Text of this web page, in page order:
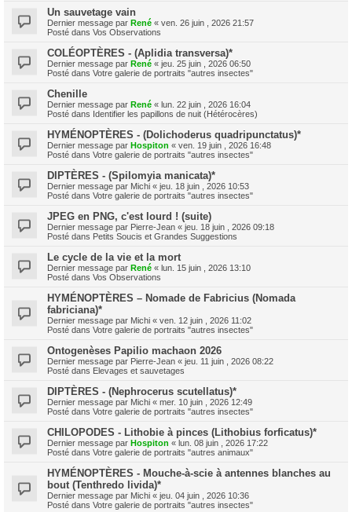
Un sauvetage vain
Dernier message par René « ven. 26 juin , 2026 21:57
Posté dans Vos Observations
COLÉOPTÈRES - (Aplidia transversa)*
Dernier message par René « jeu. 25 juin , 2026 06:50
Posté dans Votre galerie de portraits "autres insectes"
Chenille
Dernier message par René « lun. 22 juin , 2026 16:04
Posté dans Identifier les papillons de nuit (Hétérocères)
HYMÉNOPTÈRES - (Dolichoderus quadripunctatus)*
Dernier message par Hospiton « ven. 19 juin , 2026 16:48
Posté dans Votre galerie de portraits "autres insectes"
DIPTÈRES - (Spilomyia manicata)*
Dernier message par Michi « jeu. 18 juin , 2026 10:53
Posté dans Votre galerie de portraits "autres insectes"
JPEG en PNG, c'est lourd ! (suite)
Dernier message par Pierre-Jean « jeu. 18 juin , 2026 09:18
Posté dans Petits Soucis et Grandes Suggestions
Le cycle de la vie et la mort
Dernier message par René « lun. 15 juin , 2026 13:10
Posté dans Vos Observations
HYMÉNOPTÈRES – Nomade de Fabricius (Nomada
fabriciana)*
Dernier message par Michi « ven. 12 juin , 2026 11:02
Posté dans Votre galerie de portraits "autres insectes"
Ontogenèses Papilio machaon 2026
Dernier message par Pierre-Jean « jeu. 11 juin , 2026 08:22
Posté dans Elevages et sauvetages
DIPTÈRES - (Nephrocerus scutellatus)*
Dernier message par Michi « mer. 10 juin , 2026 12:49
Posté dans Votre galerie de portraits "autres insectes"
CHILOPODES - Lithobie à pinces (Lithobius forficatus)*
Dernier message par Hospiton « lun. 08 juin , 2026 17:22
Posté dans Votre galerie de portraits "autres animaux"
HYMÉNOPTÈRES - Mouche-à-scie à antennes blanches au
bout (Tenthredo livida)*
Dernier message par Michi « jeu. 04 juin , 2026 10:36
Posté dans Votre galerie de portraits "autres insectes"